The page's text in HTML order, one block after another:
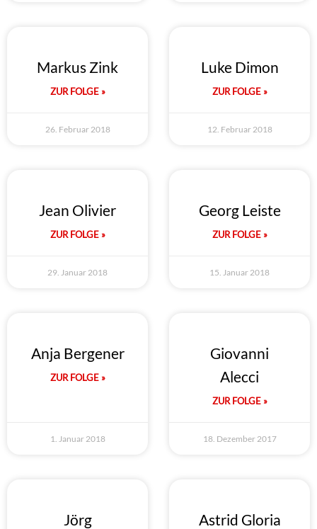
Markus Zink
ZUR FOLGE »
26. Februar 2018
Luke Dimon
ZUR FOLGE »
12. Februar 2018
Jean Olivier
ZUR FOLGE »
29. Januar 2018
Georg Leiste
ZUR FOLGE »
15. Januar 2018
Anja Bergener
ZUR FOLGE »
1. Januar 2018
Giovanni
Alecci
ZUR FOLGE »
18. Dezember 2017
Jörg
Astrid Gloria